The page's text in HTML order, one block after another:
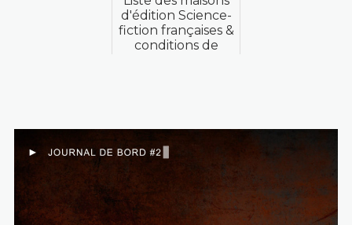
d'édition Science-
fiction françaises &
conditions de